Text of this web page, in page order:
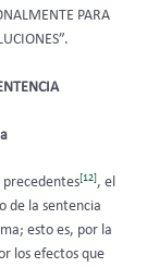
PARA
precedentes[12], el
de la sentencia
esto es, por la
los efectos que